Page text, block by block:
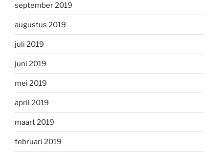
september 2019
augustus 2019
juli 2019
juni 2019
mei 2019
april 2019
maart 2019
februari 2019